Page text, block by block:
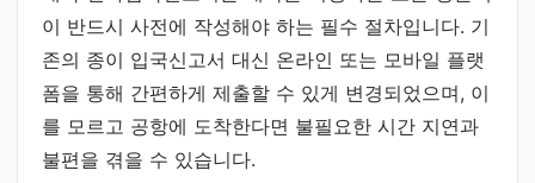
이 반드시 사전에 작성해야 하는 필수 절차입니다. 기
존의 종이 입국신고서 대신 온라인 또는 모바일 플랫
폼을 통해 간편하게 제출할 수 있게 변경되었으며, 이
를 모르고 공항에 도착한다면 불필요한 시간 지연과
불편을 겪을 수 있습니다.